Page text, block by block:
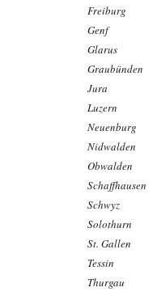
Freiburg
Genf
Glarus
Graubünden
Jura
Luzern
Neuenburg
Nidwalden
Obwalden
Schaffhausen
Schwyz
Solothurn
St. Gallen
Tessin
Thurgau